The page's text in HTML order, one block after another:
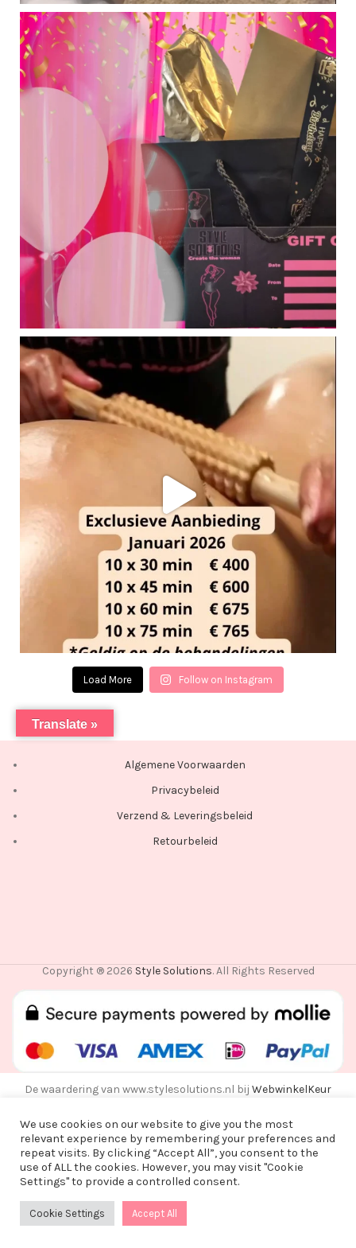
Vanwege een korte vakantie worden alle
maandag 3 augustus na 15:00 pas op woensdag
Load More Follow on Instagram
Algemene Voorwaarden
Privacybeleid
Verzend & Leveringsbeleid
Retourbeleid
Copyright ® 2026 Style Solutions. All Rights Reserved
We use cookies on our website to give you the most
relevant experience by remembering your preferences and
repeat visits. By clicking “Accept All”, you consent to the
use of ALL the cookies. However, you may visit "Cookie
Settings" to provide a controlled consent.
Cookie Settings Accept All
Translate »
De waardering van www.stylesolutions.nl bij WebwinkelKeur
0